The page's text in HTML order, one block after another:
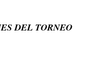
DEL TORNEO